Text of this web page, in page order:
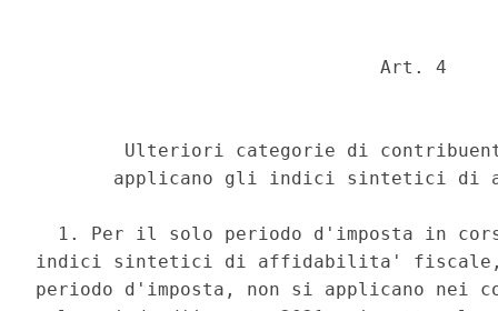
                               Art. 4
Ulteriori categorie di
applicano gli indici sintetici di
1. Per il solo periodo d'imposta in
indici sintetici di affidabilita' fiscale,
periodo d'imposta, non si applicano nei